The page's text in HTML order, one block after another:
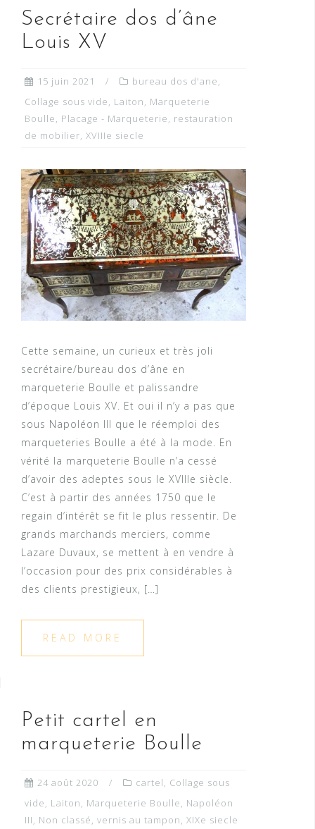
Secrétaire dos d’âne
Louis XV
15 juin 2021 bureau dos d'ane,
Collage sous vide, Laiton, Marqueterie
Boulle, Placage - Marqueterie, restauration
de mobilier, XVIIIe siecle
Cette semaine, un curieux et très joli
secrétaire/bureau dos d’âne en
marqueterie Boulle et palissandre
d’époque Louis XV. Et oui il n’y a pas que
sous Napoléon III que le réemploi des
marqueteries Boulle a été à la mode. En
vérité la marqueterie Boulle n’a cessé
d’avoir des adeptes sous le XVIIIe siècle.
C’est à partir des années 1750 que le
regain d’intérêt se fit le plus ressentir. De
grands marchands merciers, comme
Lazare Duvaux, se mettent à en vendre à
l’occasion pour des prix considérables à
des clients prestigieux, […]
READ MORE
Petit cartel en
marqueterie Boulle
24 août 2020 cartel, Collage sous
vide, Laiton, Marqueterie Boulle, Napoléon
III, Non classé, vernis au tampon, XIXe siecle